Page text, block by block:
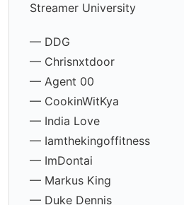
Streamer University
— DDG
— Chrisnxtdoor
— Agent 00
— CookinWitKya
— India Love
— Iamthekingoffitness
— ImDontai
— Markus King
— Duke Dennis